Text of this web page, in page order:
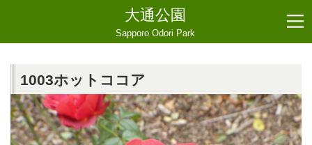
大通公園
Sapporo Odori Park
1003ホットココア